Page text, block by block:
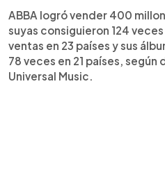
ABBA logró vender 400
suyas consiguieron 124
ventas en 23 países y sus
78 veces en 21 países,
Universal Music.